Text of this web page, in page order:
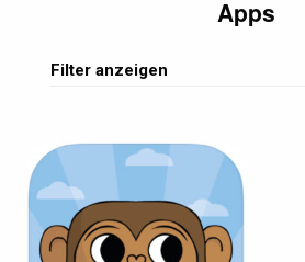
Apps
Filter anzeigen